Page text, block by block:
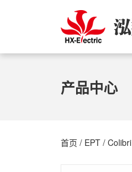
产品中心
首页 / EPT / Colibri